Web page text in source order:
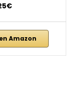
Amazon